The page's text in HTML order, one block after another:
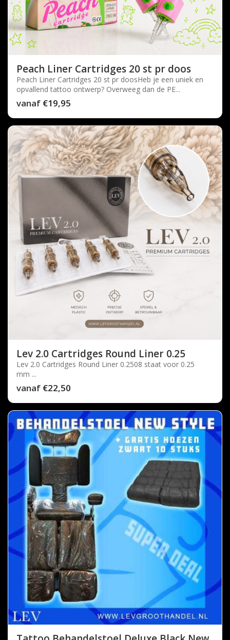
Peach Liner Cartridges 20 st pr doos
Peach Liner Cartridges 20 st pr doosHeb je een uniek en
opvallend tattoo ontwerp? Overweeg dan de PE...
vanaf €19,95
Lev 2.0 Cartridges Round Liner 0.25
Lev 2.0 Cartridges Round Liner 0.2508 staat voor 0.25
mm ...
vanaf €22,50